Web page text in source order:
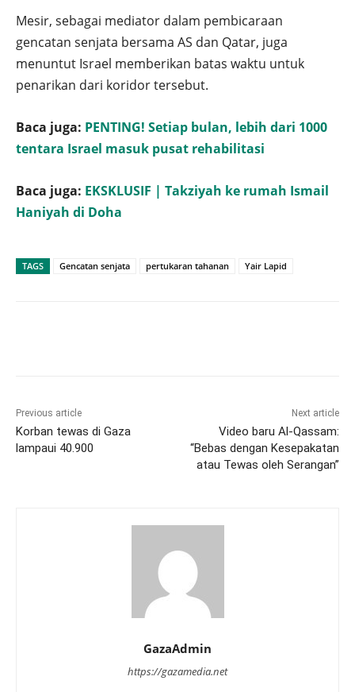
Mesir, sebagai mediator dalam pembicaraan
gencatan senjata bersama AS dan Qatar, juga
menuntut Israel memberikan batas waktu untuk
penarikan dari koridor tersebut.
Baca juga: PENTING! Setiap bulan, lebih dari 1000
tentara Israel masuk pusat rehabilitasi
Baca juga: EKSKLUSIF | Takziyah ke rumah Ismail
Haniyah di Doha
TAGS Gencatan senjata pertukaran tahanan Yair Lapid
Previous article
Korban tewas di Gaza
lampaui 40.900
Next article
Video baru Al-Qassam:
“Bebas dengan Kesepakatan
atau Tewas oleh Serangan”
GazaAdmin
https://gazamedia.net